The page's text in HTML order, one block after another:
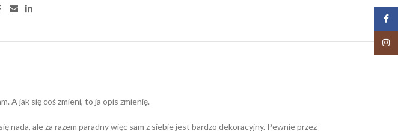
A jak się coś zmieni, to ja opis zmienię.
ale za razem paradny więc sam z siebie jest bardzo dekoracyjny. Pewnie przez